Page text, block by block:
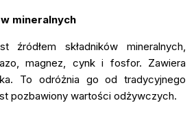
mineralnych
źródłem składników mineralnych,
magnez, cynk i fosfor. Zawiera
To odróżnia go od tradycyjnego
pozbawiony wartości odżywczych.